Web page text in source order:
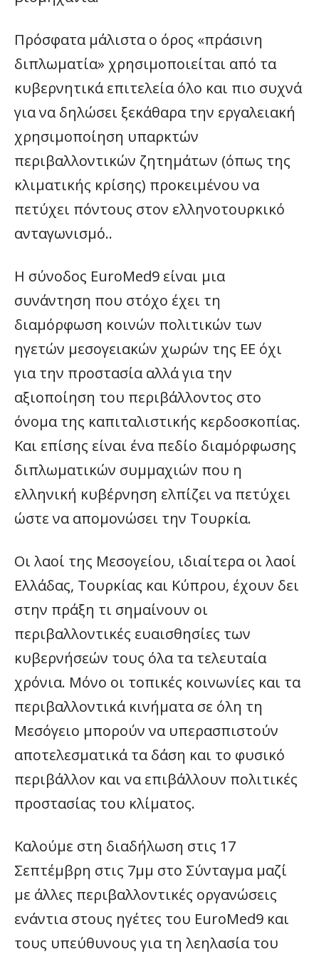
Πρόσφατα μάλιστα ο όρος «πράσινη
διπλωματία» χρησιμοποιείται από τα
κυβερνητικά επιτελεία όλο και πιο συχνά
για να δηλώσει ξεκάθαρα την εργαλειακή
χρησιμοποίηση υπαρκτών
περιβαλλοντικών ζητημάτων (όπως της
κλιματικής κρίσης) προκειμένου να
πετύχει πόντους στον ελληνοτουρκικό
ανταγωνισμό..
Η σύνοδος EuroMed9 είναι μια
συνάντηση που στόχο έχει τη
διαμόρφωση κοινών πολιτικών των
ηγετών μεσογειακών χωρών της ΕΕ όχι
για την προστασία αλλά για την
αξιοποίηση του περιβάλλοντος στο
όνομα της καπιταλιστικής κερδοσκοπίας.
Και επίσης είναι ένα πεδίο διαμόρφωσης
διπλωματικών συμμαχιών που η
ελληνική κυβέρνηση ελπίζει να πετύχει
ώστε να απομονώσει την Τουρκία.
Οι λαοί της Μεσογείου, ιδιαίτερα οι λαοί
Ελλάδας, Τουρκίας και Κύπρου, έχουν δει
στην πράξη τι σημαίνουν οι
περιβαλλοντικές ευαισθησίες των
κυβερνήσεών τους όλα τα τελευταία
χρόνια. Μόνο οι τοπικές κοινωνίες και τα
περιβαλλοντικά κινήματα σε όλη τη
Μεσόγειο μπορούν να υπερασπιστούν
αποτελεσματικά τα δάση και το φυσικό
περιβάλλον και να επιβάλλουν πολιτικές
προστασίας του κλίματος.
Καλούμε στη διαδήλωση στις 17
Σεπτέμβρη στις 7μμ στο Σύνταγμα μαζί
με άλλες περιβαλλοντικές οργανώσεις
ενάντια στους ηγέτες του EuroMed9 και
τους υπεύθυνους για τη λεηλασία του